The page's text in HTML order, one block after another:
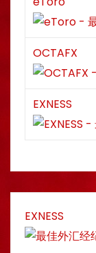
OCTAFX
EXNESS
EXNESS